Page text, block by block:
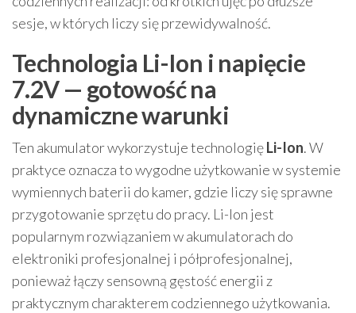
sesje, w których liczy się przewidywalność.
Technologia Li-Ion i napięcie
7.2V — gotowość na
dynamiczne warunki
Ten akumulator wykorzystuje technologięLi-Ion. W
praktyce oznacza to wygodne użytkowanie w systemie
wymiennych baterii do kamer, gdzie liczy się sprawne
przygotowanie sprzętu do pracy. Li-Ion jest
popularnym rozwiązaniem w akumulatorach do
elektroniki profesjonalnej i półprofesjonalnej,
ponieważ łączy sensowną gęstość energii z
praktycznym charakterem codziennego użytkowania.